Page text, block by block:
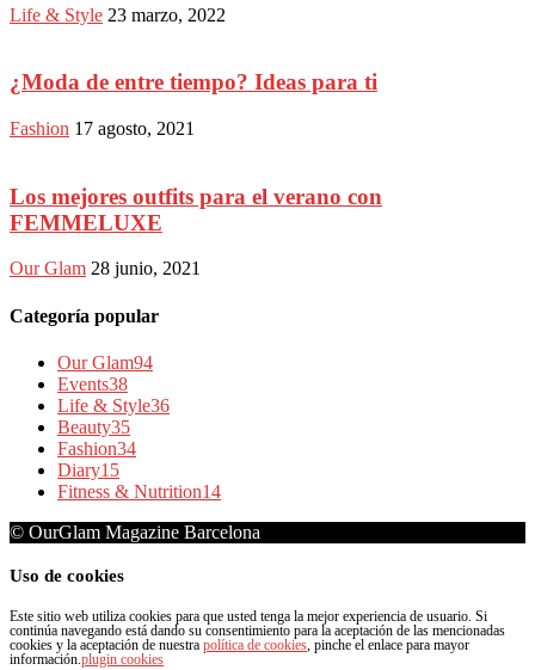
Life & Style 23 marzo, 2022
¿Moda de entre tiempo? Ideas para ti
Fashion 17 agosto, 2021
Los mejores outfits para el verano con
FEMMELUXE
Our Glam 28 junio, 2021
Categoría popular
Our Glam94
Events38
Life & Style36
Beauty35
Fashion34
Diary15
Fitness & Nutrition14
© OurGlam Magazine Barcelona
Uso de cookies
Este sitio web utiliza cookies para que usted tenga la mejor experiencia de usuario. Si
continúa navegando está dando su consentimiento para la aceptación de las mencionadas
cookies y la aceptación de nuestra política de cookies, pinche el enlace para mayor
información.plugin cookies